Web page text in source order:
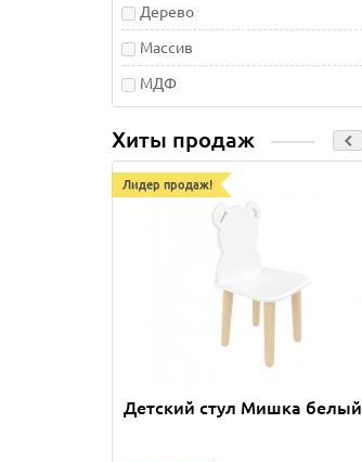
Дерево
Массив
МДФ
Хиты продаж
Лидер продаж!
Детский стул Мишка белый